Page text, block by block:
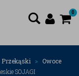
0
Przekąski
Owoce
SOJAGI